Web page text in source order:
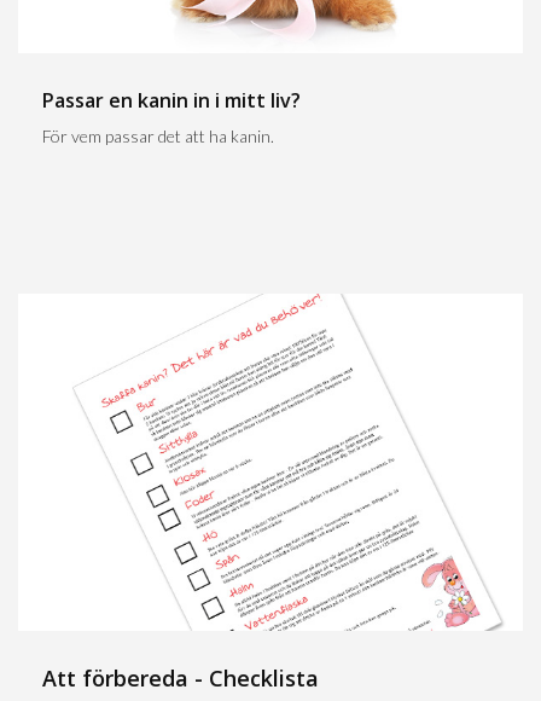
Passar en kanin in i mitt liv?
För vem passar det att ha kanin.
Att förbereda - Checklista